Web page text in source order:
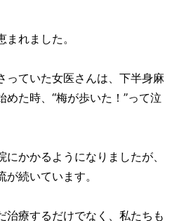
まれました。
っていた女医さんは、下半身麻
た時、“梅が歩いた！”って泣
かかるようになりましたが、
続いています。
治療するだけでなく、私たちも